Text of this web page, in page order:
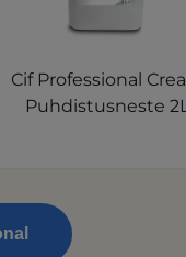
Cif Professional
Puhdistusneste